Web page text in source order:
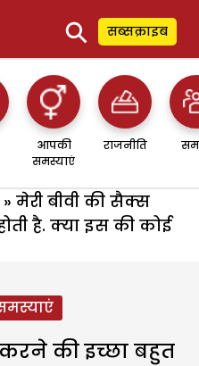
⚲ सब्सक्राइब
आपकी
समस्याएं
राजनीति
» मेरी बीवी की सैक्स
है. क्या इस की कोई
की इच्छा बहुत